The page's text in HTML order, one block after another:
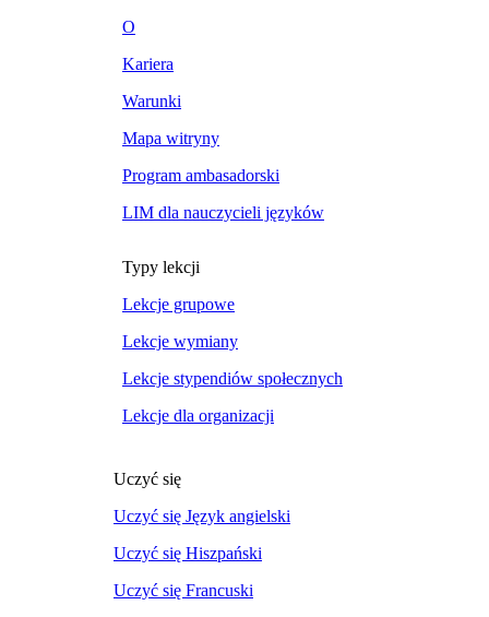
O
Kariera
Warunki
Mapa witryny
Program ambasadorski
LIM dla nauczycieli języków
Typy lekcji
Lekcje grupowe
Lekcje wymiany
Lekcje stypendiów społecznych
Lekcje dla organizacji
Uczyć się
Uczyć się Język angielski
Uczyć się Hiszpański
Uczyć się Francuski